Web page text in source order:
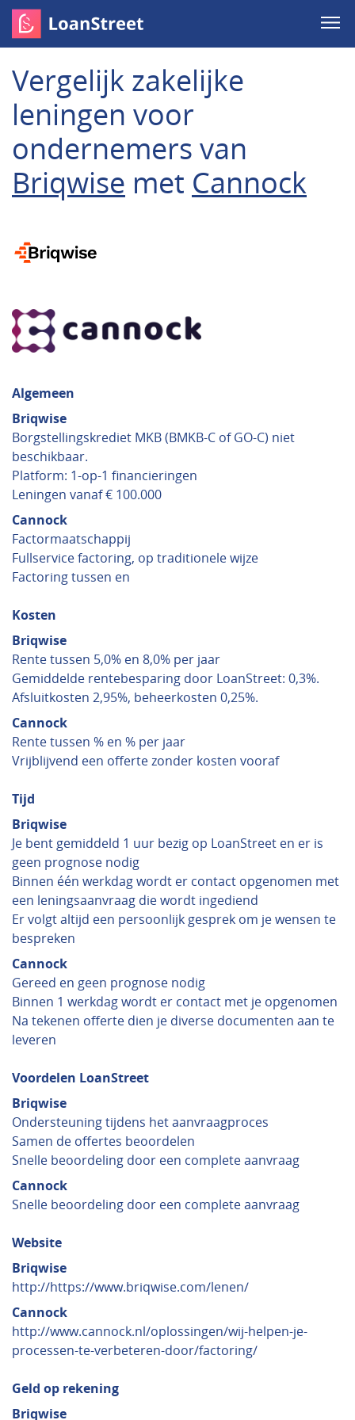
Vergelijk zakelijke
leningen voor
ondernemers van
Briqwise met Cannock
Algemeen
Briqwise
Borgstellingskrediet MKB (BMKB-C of GO-C) niet
beschikbaar.
Platform: 1-op-1 financieringen
Leningen vanaf € 100.000
Cannock
Factormaatschappij
Fullservice factoring, op traditionele wijze
Factoring tussen en
Kosten
Briqwise
Rente tussen 5,0% en 8,0% per jaar
Gemiddelde rentebesparing door LoanStreet: 0,3%.
Afsluitkosten 2,95%, beheerkosten 0,25%.
Cannock
Rente tussen % en % per jaar
Vrijblijvend een offerte zonder kosten vooraf
Tijd
Briqwise
Je bent gemiddeld 1 uur bezig op LoanStreet en er is
geen prognose nodig
Binnen één werkdag wordt er contact opgenomen met
een leningsaanvraag die wordt ingediend
Er volgt altijd een persoonlijk gesprek om je wensen te
bespreken
Cannock
Gereed en geen prognose nodig
Binnen 1 werkdag wordt er contact met je opgenomen
Na tekenen offerte dien je diverse documenten aan te
leveren
Voordelen LoanStreet
Briqwise
Ondersteuning tijdens het aanvraagproces
Samen de offertes beoordelen
Snelle beoordeling door een complete aanvraag
Cannock
Snelle beoordeling door een complete aanvraag
Website
Briqwise
http://https://www.briqwise.com/lenen/
Cannock
http://www.cannock.nl/oplossingen/wij-helpen-je-
processen-te-verbeteren-door/factoring/
Geld op rekening
Briqwise